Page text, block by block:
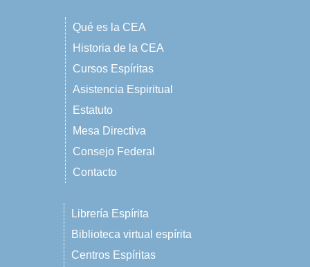
Qué es la CEA
Historia de la CEA
Cursos Espíritas
Asistencia Espiritual
Estatuto
Mesa Directiva
Consejo Federal
Contacto
Librería Espírita
Biblioteca virtual espírita
Centros Espíritas